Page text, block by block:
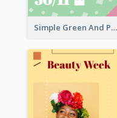
Simple Green And Purple Cyber Monday Flyer